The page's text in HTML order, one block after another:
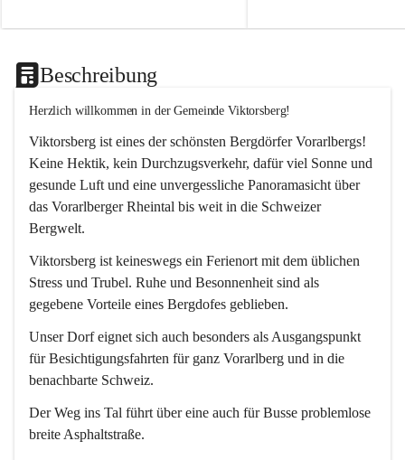
Beschreibung
Herzlich willkommen in der Gemeinde Viktorsberg!
Viktorsberg ist eines der schönsten Bergdörfer Vorarlbergs!
Keine Hektik, kein Durchzugsverkehr, dafür viel Sonne und
gesunde Luft und eine unvergessliche Panoramasicht über
das Vorarlberger Rheintal bis weit in die Schweizer
Bergwelt.
Viktorsberg ist keineswegs ein Ferienort mit dem üblichen
Stress und Trubel. Ruhe und Besonnenheit sind als
gegebene Vorteile eines Bergdofes geblieben.
Unser Dorf eignet sich auch besonders als Ausgangspunkt
für Besichtigungsfahrten für ganz Vorarlberg und in die
benachbarte Schweiz.
Der Weg ins Tal führt über eine auch für Busse problemlose
breite Asphaltstraße.